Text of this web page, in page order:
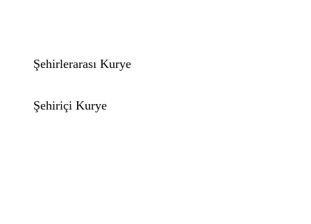
Şehirlerarası Kurye
Şehiriçi Kurye